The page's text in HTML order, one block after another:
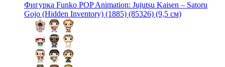
Фигурка Funko POP Animation: Jujutsu Kaisen – Satoru
Gojo (Hidden Inventory) (1885) (85326) (9,5 см)